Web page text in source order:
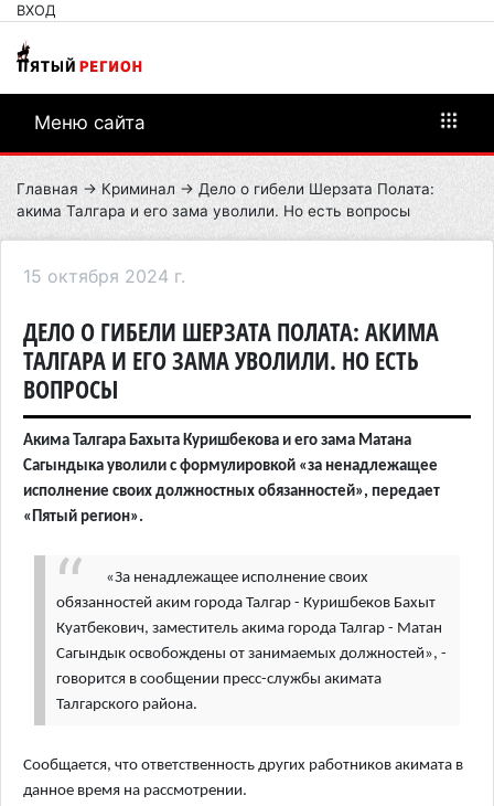
ВХОД
Меню сайта
Главная → Криминал → Дело о гибели Шерзата Полата:
акима Талгара и его зама уволили. Но есть вопросы
15 октября 2024 г.
ДЕЛО О ГИБЕЛИ ШЕРЗАТА ПОЛАТА: АКИМА
ТАЛГАРА И ЕГО ЗАМА УВОЛИЛИ. НО ЕСТЬ
ВОПРОСЫ
Акима Талгара Бахыта Куришбекова и его зама Матана
Сагындыка уволили с формулировкой «за ненадлежащее
исполнение своих должностных обязанностей», передает
«Пятый регион».
«За ненадлежащее исполнение своих
обязанностей аким города Талгар - Куришбеков Бахыт
Куатбекович, заместитель акима города Талгар - Матан
Сагындык освобождены от занимаемых должностей», -
говорится в сообщении пресс-службы акимата
Талгарского района.
Сообщается, что ответственность других работников акимата в
данное время на рассмотрении.